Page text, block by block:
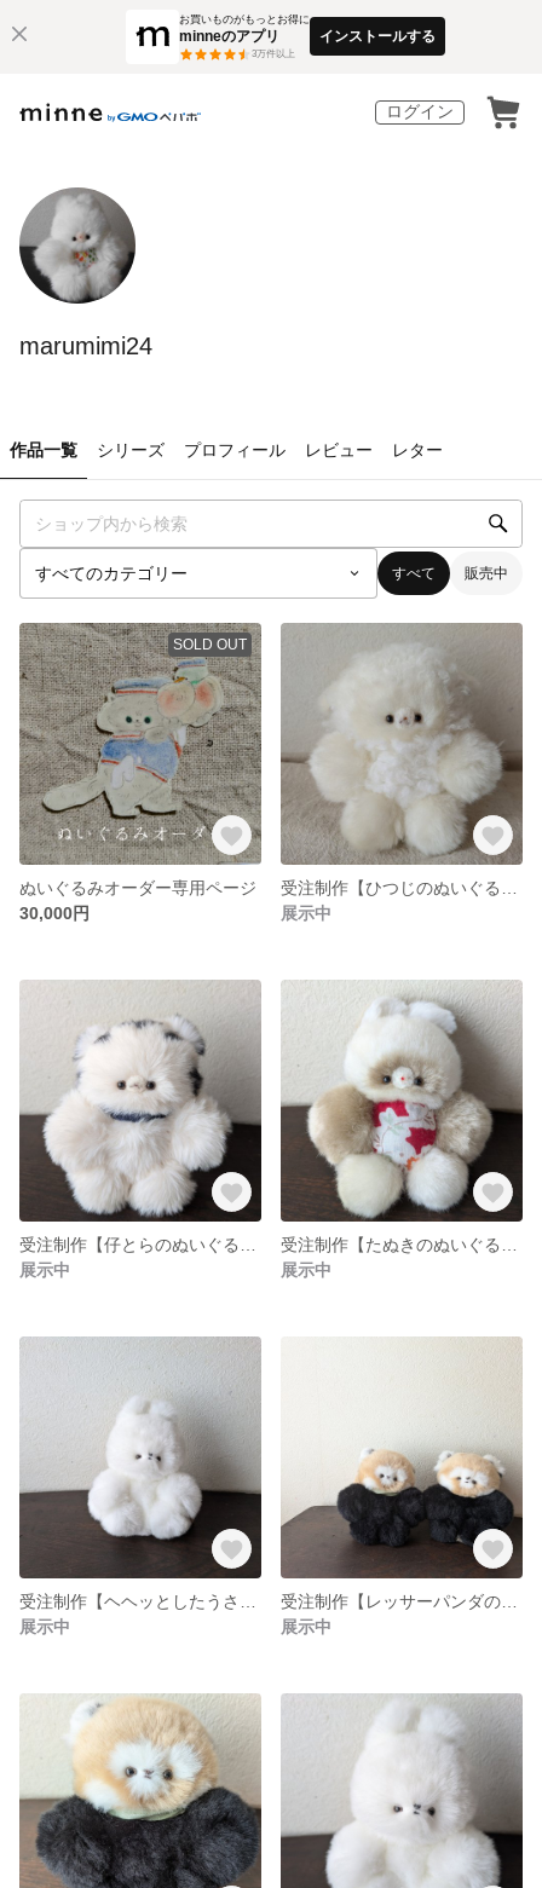
お買いものがもっとお得に
minneのアプリ
3万件以上
インストールする
ログイン
marumimi24
作品一覧 シリーズ プロフィール レビュー レター
すべて 販売中
SOLD OUT
ぬいぐるみオーダー専用ページ
30,000円
展示中
展示中
展示中
展示中
展示中